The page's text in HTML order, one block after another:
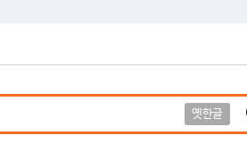
옛한글